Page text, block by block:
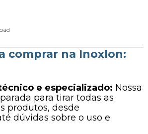
comprar na Inoxlon:
e especializado: Nossa
para tirar todas as
produtos, desde
dúvidas sobre o uso e